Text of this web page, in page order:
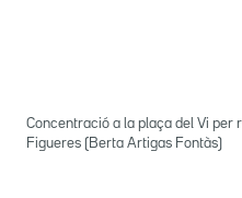
Concentració a la plaça del Vi per
Figueres (Berta Artigas Fontàs)